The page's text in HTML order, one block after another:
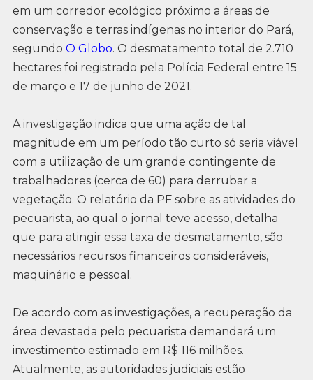
em um corredor ecológico próximo a áreas de
conservação e terras indígenas no interior do Pará,
segundo O Globo. O desmatamento total de 2.710
hectares foi registrado pela Polícia Federal entre 15
de março e 17 de junho de 2021.
A investigação indica que uma ação de tal
magnitude em um período tão curto só seria viável
com a utilização de um grande contingente de
trabalhadores (cerca de 60) para derrubar a
vegetação. O relatório da PF sobre as atividades do
pecuarista, ao qual o jornal teve acesso, detalha
que para atingir essa taxa de desmatamento, são
necessários recursos financeiros consideráveis,
maquinário e pessoal.
De acordo com as investigações, a recuperação da
área devastada pelo pecuarista demandará um
investimento estimado em R$ 116 milhões.
Atualmente, as autoridades judiciais estão